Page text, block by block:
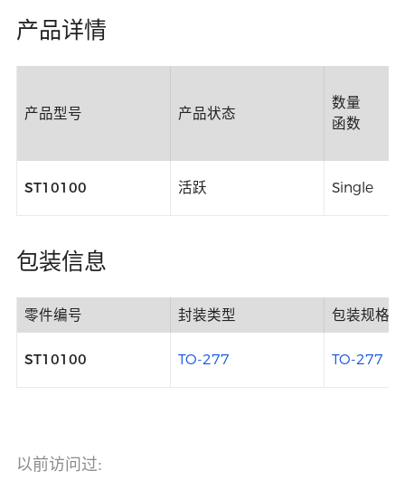
产品详情
产品型号 产品状态
数量
函数
ST10100 活跃 Single
包装信息
零件编号 封装类型 包装规格
ST10100 TO-277 TO-277
以前访问过: